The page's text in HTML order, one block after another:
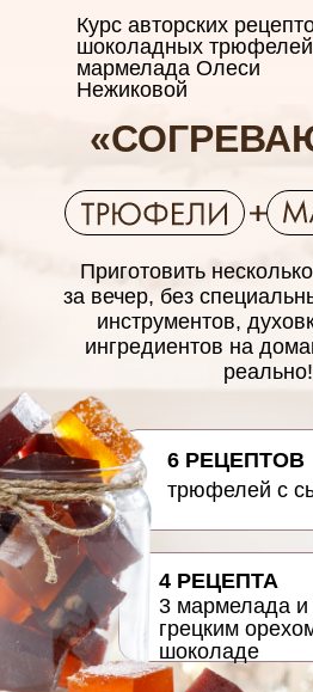
6 РЕЦЕПТОВ
трюфелей с
4 РЕЦЕПТА
3 мармелада и
грецким
шоколаде
Приготовить
за вечер, без
инструментов,
ингредиентов на
реально!
Курс авторских
шоколадных
мармелада Олеси
Нежиковой